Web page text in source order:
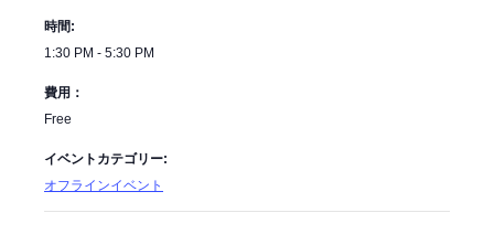
時間:
1:30 PM - 5:30 PM
費用：
Free
イベントカテゴリー:
オフラインイベント